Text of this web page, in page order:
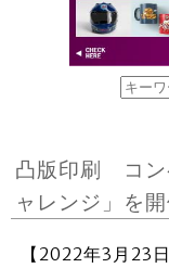
凸版印刷 コン
ャレンジ」を
【2022年3月23